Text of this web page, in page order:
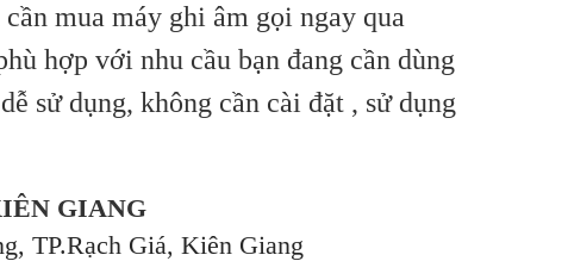
mua máy ghi âm gọi ngay qua
hợp với nhu cầu bạn đang cần dùng
sử dụng, không cần cài đặt , sử dụng
GIANG
TP.Rạch Giá, Kiên Giang